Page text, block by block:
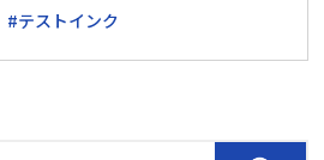
#テストインク